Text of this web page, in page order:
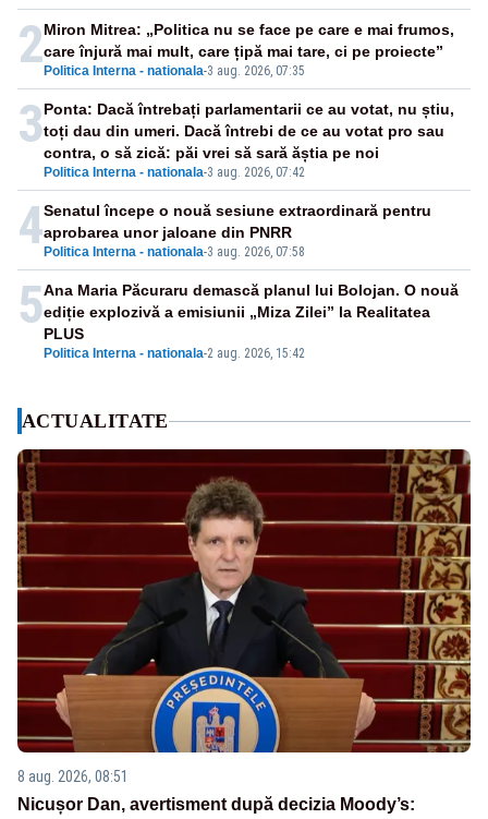
2 Politica Interna - nationala-3 aug. 2026, 07:35
Miron Mitrea: „Politica nu se face pe care e mai frumos,
care înjură mai mult, care țipă mai tare, ci pe proiecte”
3
Politica Interna - nationala-3 aug. 2026, 07:42
Ponta: Dacă întrebați parlamentarii ce au votat, nu știu,
toți dau din umeri. Dacă întrebi de ce au votat pro sau
contra, o să zică: păi vrei să sară ăștia pe noi
4 Politica Interna - nationala-3 aug. 2026, 07:58
Senatul începe o nouă sesiune extraordinară pentru
aprobarea unor jaloane din PNRR
5
Politica Interna - nationala-2 aug. 2026, 15:42
Ana Maria Păcuraru demască planul lui Bolojan. O nouă
ediție explozivă a emisiunii „Miza Zilei” la Realitatea
PLUS
ACTUALITATE
8 aug. 2026, 08:51
Nicușor Dan, avertisment după decizia Moody’s: